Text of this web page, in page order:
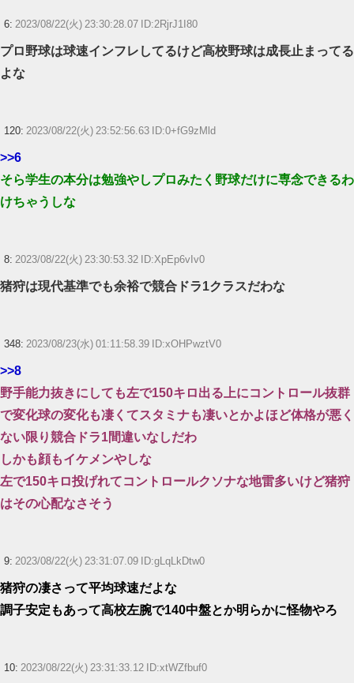
6: 2023/08/22(火) 23:30:28.07 ID:2RjrJ1I80
プロ野球は球速インフレしてるけど高校野球は成長止まってる
よな
120: 2023/08/22(火) 23:52:56.63 ID:0+fG9zMld
>>6
そら学生の本分は勉強やしプロみたく野球だけに専念できるわ
けちゃうしな
8: 2023/08/22(火) 23:30:53.32 ID:XpEp6vIv0
猪狩は現代基準でも余裕で競合ドラ1クラスだわな
348: 2023/08/23(水) 01:11:58.39 ID:xOHPwztV0
>>8
野手能力抜きにしても左で150キロ出る上にコントロール抜群
で変化球の変化も凄くてスタミナも凄いとかよほど体格が悪く
ない限り競合ドラ1間違いなしだわ
しかも顔もイケメンやしな
左で150キロ投げれてコントロールクソナな地雷多いけど猪狩
はその心配なさそう
9: 2023/08/22(火) 23:31:07.09 ID:gLqLkDtw0
猪狩の凄さって平均球速だよな
調子安定もあって高校左腕で140中盤とか明らかに怪物やろ
10: 2023/08/22(火) 23:31:33.12 ID:xtWZfbuf0